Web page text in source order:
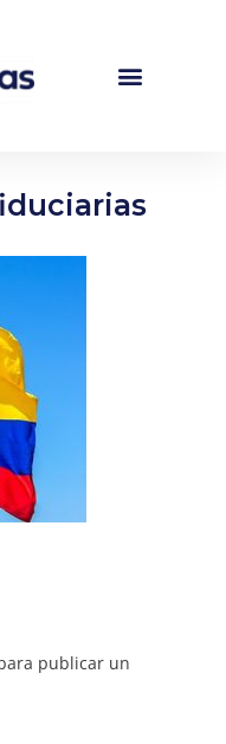
publicar un